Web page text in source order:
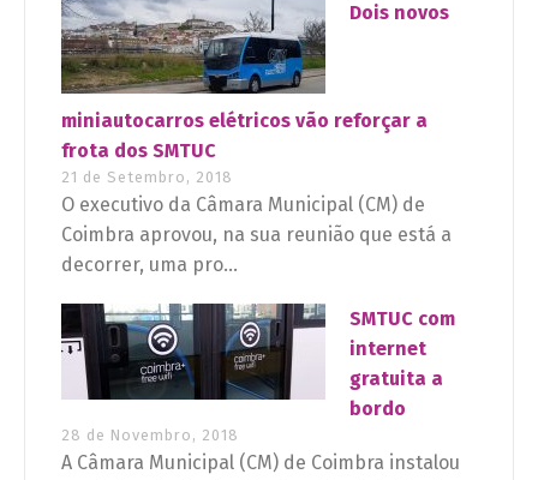
Dois novos
miniautocarros elétricos vão reforçar a
frota dos SMTUC
21 de Setembro, 2018
O executivo da Câmara Municipal (CM) de
Coimbra aprovou, na sua reunião que está a
decorrer, uma pro...
SMTUC com
internet
gratuita a
bordo
28 de Novembro, 2018
A Câmara Municipal (CM) de Coimbra instalou